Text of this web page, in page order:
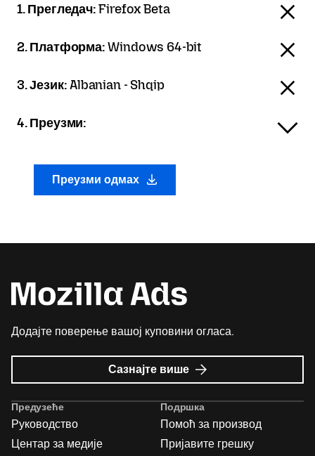
1. Прегледач:Firefox Beta
2. Платформа:Windows 64-bit
3. Језик:Albanian - Shqip
4. Преузми:
Преузми одмах
Додајте поверење вашој куповини огласа.
Сазнајте више о
Mozilla
Предузеће
Руководство
Центар за медије
Подршка
Помоћ за производ
Пријавите грешку